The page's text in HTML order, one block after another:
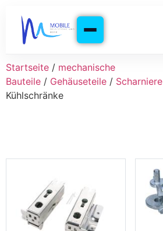
Startseite / mechanische
Bauteile / Gehäuseteile / Scharniere
Kühlschränke